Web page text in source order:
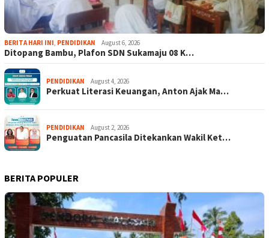
BERITA HARI INI, PENDIDIKAN August 6, 2026
Ditopang Bambu, Plafon SDN Sukamaju 08 K…
PENDIDIKAN August 4, 2026
Perkuat Literasi Keuangan, Anton Ajak Ma…
PENDIDIKAN August 2, 2026
Penguatan Pancasila Ditekankan Wakil Ket…
BERITA POPULER